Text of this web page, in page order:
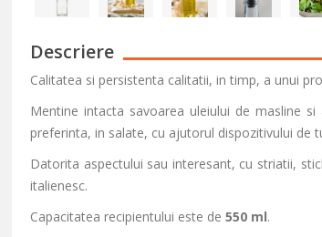
Descriere
Calitatea si persistenta calitatii, in timp, a unui
Mentine intacta savoarea uleiului de masline
preferinta, in salate, cu ajutorul dispozitivului de
Datorita aspectului sau interesant, cu striatii,
italienesc.
Capacitatea recipientului este de550 ml.